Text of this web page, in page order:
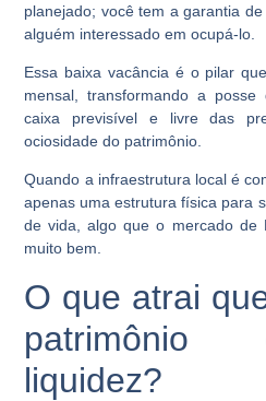
planejado; você tem a garantia
alguém interessado em ocupá-lo.
Essa baixa vacância é o pilar
mensal, transformando a
caixa previsível e livre das
ociosidade do patrimônio.
Quando a infraestrutura local é
apenas uma estrutura física para
de vida, algo que o mercado de
muito bem.
O que atrai
liquidez?